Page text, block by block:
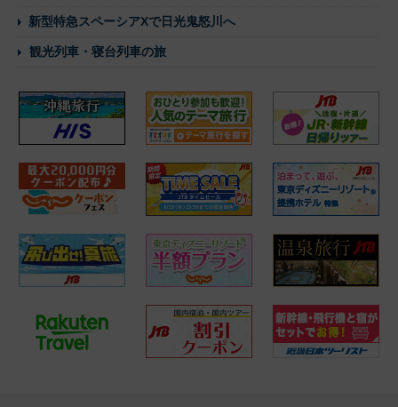
新型特急スペーシアXで日光鬼怒川へ
観光列車・寝台列車の旅